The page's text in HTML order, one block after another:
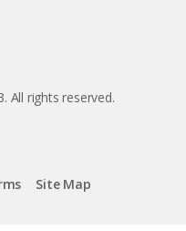
All rights reserved.
Site Map